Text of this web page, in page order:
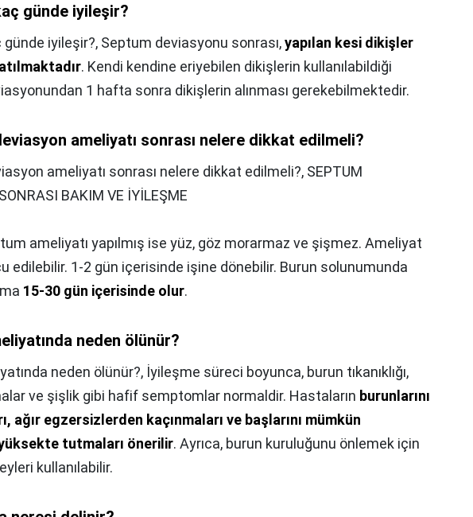
günde iyileşir?
iyileşir?, Septum deviasyonu sonrası,yapılan kesi dikişler
. Kendi kendine eriyebilen dikişlerin kullanılabildiği
1 hafta sonra dikişlerin alınması gerekebilmektedir.
ameliyatı sonrası nelere dikkat edilmeli?
ameliyatı sonrası nelere dikkat edilmeli?, SEPTUM
BAKIM VE İYİLEŞME
ameliyatı yapılmış ise yüz, göz morarmaz ve şişmez. Ameliyat
edilebilir. 1-2 gün içerisinde işine dönebilir. Burun solunumunda
15-30 gün içerisinde olur.
neden ölünür?
neden ölünür?, İyileşme süreci boyunca, burun tıkanıklığı,
ve şişlik gibi hafif semptomlar normaldir. Hastaların burunlarını
ağır egzersizlerden kaçınmaları ve başlarını mümkün
tutmaları önerilir. Ayrıca, burun kuruluğunu önlemek için
kullanılabilir.